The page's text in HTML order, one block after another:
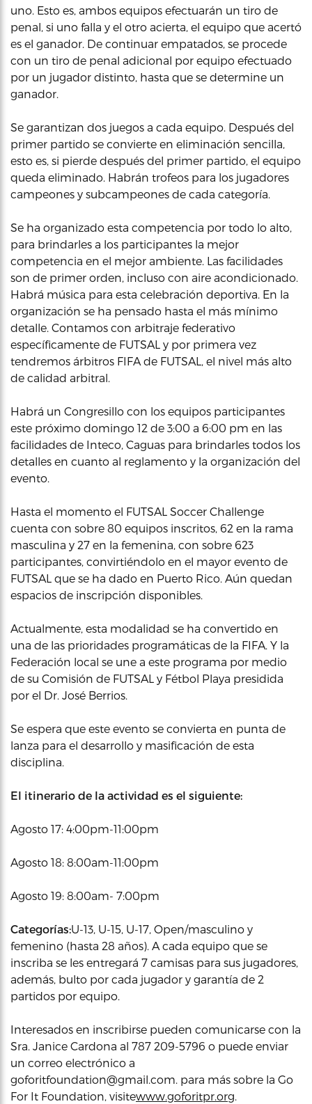
uno. Esto es, ambos equipos efectuarán un tiro de
penal, si uno falla y el otro acierta, el equipo que acertó
es el ganador. De continuar empatados, se procede
con un tiro de penal adicional por equipo efectuado
por un jugador distinto, hasta que se determine un
ganador.
Se garantizan dos juegos a cada equipo. Después del
primer partido se convierte en eliminación sencilla,
esto es, si pierde después del primer partido, el equipo
queda eliminado. Habrán trofeos para los jugadores
campeones y subcampeones de cada categoría.
Se ha organizado esta competencia por todo lo alto,
para brindarles a los participantes la mejor
competencia en el mejor ambiente. Las facilidades
son de primer orden, incluso con aire acondicionado.
Habrá música para esta celebración deportiva. En la
organización se ha pensado hasta el más mínimo
detalle. Contamos con arbitraje federativo
específicamente de FUTSAL y por primera vez
tendremos árbitros FIFA de FUTSAL, el nivel más alto
de calidad arbitral.
Habrá un Congresillo con los equipos participantes
este próximo domingo 12 de 3:00 a 6:00 pm en las
facilidades de Inteco, Caguas para brindarles todos los
detalles en cuanto al reglamento y la organización del
evento.
Hasta el momento el FUTSAL Soccer Challenge
cuenta con sobre 80 equipos inscritos, 62 en la rama
masculina y 27 en la femenina, con sobre 623
participantes, convirtiéndolo en el mayor evento de
FUTSAL que se ha dado en Puerto Rico. Aún quedan
espacios de inscripción disponibles.
Actualmente, esta modalidad se ha convertido en
una de las prioridades programáticas de la FIFA. Y la
Federación local se une a este programa por medio
de su Comisión de FUTSAL y Fétbol Playa presidida
por el Dr. José Berrios.
Se espera que este evento se convierta en punta de
lanza para el desarrollo y masificación de esta
disciplina.
El itinerario de la actividad es el siguiente:
Agosto 17: 4:00pm-11:00pm
Agosto 18: 8:00am-11:00pm
Agosto 19: 8:00am- 7:00pm
Categorías:U-13, U-15, U-17, Open/masculino y
femenino (hasta 28 años). A cada equipo que se
inscriba se les entregará 7 camisas para sus jugadores,
además, bulto por cada jugador y garantía de 2
partidos por equipo.
Interesados en inscribirse pueden comunicarse con la
Sra. Janice Cardona al 787 209-5796 o puede enviar
un correo electrónico a
goforitfoundation@gmail.com. para más sobre la Go
For It Foundation, visitewww.goforitpr.org.